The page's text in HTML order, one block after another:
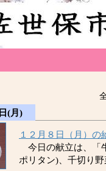
(月)
１２月８日（月）の
今日の献立は、「
ポリタン)、千切り